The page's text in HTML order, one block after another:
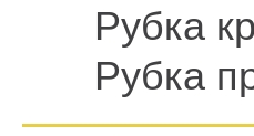
Рубка
Рубка